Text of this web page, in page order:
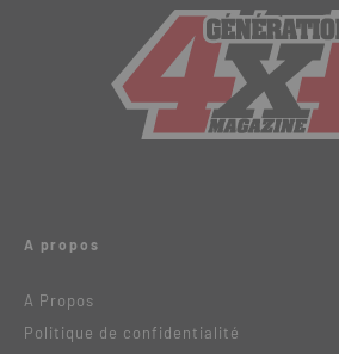
A propos
A Propos
Politique de confidentialité